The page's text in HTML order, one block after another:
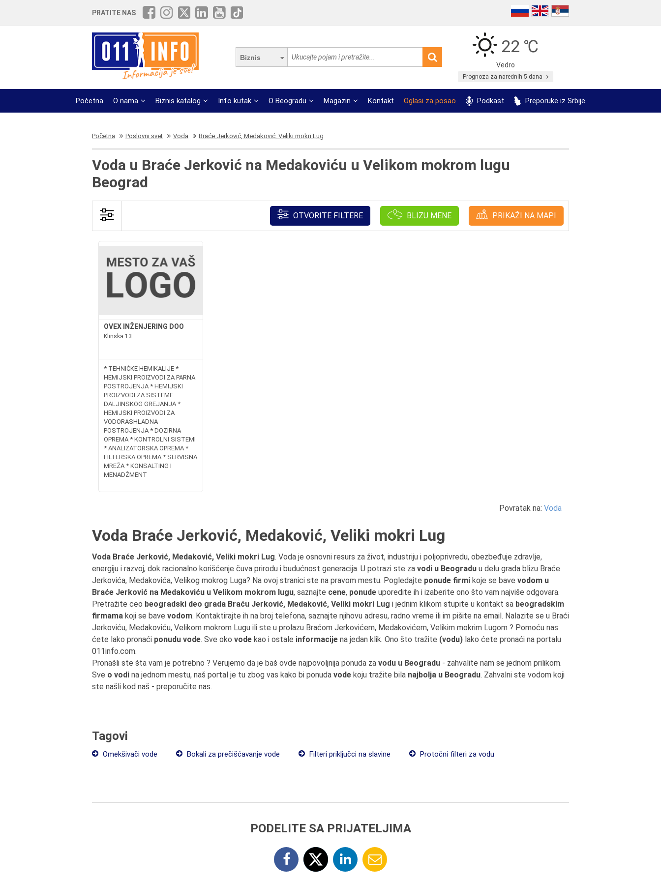
PRATITE NAS
Biznis
22 ℃
Vedro
Prognoza za narednih 5 dana
Početna O nama Biznis katalog Info kutak O Beogradu Magazin Kontakt Oglasi za posao Podkast Preporuke iz Srbije
Početna Poslovni svet Voda Braće Jerković, Medaković, Veliki mokri Lug
Voda u Braće Jerković na Medakoviću u Velikom mokrom lugu
Beograd
OTVORITE FILTERE BLIZU MENE PRIKAŽI NA MAPI
OVEX INŽENJERING DOO
Klinska 13
* TEHNIČKE HEMIKALIJE *
HEMIJSKI PROIZVODI ZA PARNA
POSTROJENJA * HEMIJSKI
PROIZVODI ZA SISTEME
DALJINSKOG GREJANJA *
HEMIJSKI PROIZVODI ZA
VODORASHLADNA
POSTROJENJA * DOZIRNA
OPREMA * KONTROLNI SISTEMI
* ANALIZATORSKA OPREMA *
FILTERSKA OPREMA * SERVISNA
MREŽA * KONSALTING I
MENADŽMENT
Povratak na: Voda
Voda Braće Jerković, Medaković, Veliki mokri Lug
Voda Braće Jerković, Medaković, Veliki mokri Lug. Voda je osnovni resurs za život, industriju i poljoprivredu, obezbeđuje zdravlje,
energiju i razvoj, dok racionalno korišćenje čuva prirodu i budućnost generacija. U potrazi ste za vodi u Beogradu u delu grada blizu Braće
Jerkovića, Medakovića, Velikog mokrog Luga? Na ovoj stranici ste na pravom mestu. Pogledajte ponude firmi koje se bave vodom u
Braće Jerković na Medakoviću u Velikom mokrom lugu, saznajte cene, ponude uporedite ih i izaberite ono što vam najviše odgovara.
Pretražite ceo beogradski deo grada Braću Jerković, Medaković, Veliki mokri Lug i jednim klikom stupite u kontakt sa beogradskim
firmama koji se bave vodom. Kontaktirajte ih na broj telefona, saznajte njihovu adresu, radno vreme ili im pišite na email. Nalazite se u Braći
Jerkoviću, Medakoviću, Velikom mokrom Lugu ili ste u prolazu Braćom Jerkovićem, Medakovićem, Velikim mokrim Lugom ? Pomoću nas
ćete lako pronaći ponudu vode. Sve oko vode kao i ostale informacije na jedan klik. Ono što tražite (vodu) lako ćete pronaći na portalu
011info.com.
Pronašli ste šta vam je potrebno ? Verujemo da je baš ovde najpovoljnija ponuda za vodu u Beogradu - zahvalite nam se jednom prilikom.
Sve o vodi na jednom mestu, naš portal je tu zbog vas kako bi ponuda vode koju tražite bila najbolja u Beogradu. Zahvalni ste vodom koji
ste našli kod naš - preporučite nas.
Tagovi
Omekšivači vode Bokali za prečišćavanje vode Filteri priključci na slavine Protočni filteri za vodu
PODELITE SA PRIJATELJIMA